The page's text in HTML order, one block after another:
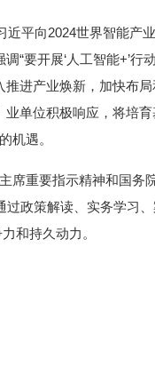
近平向2024世界智能产
“要开展‘人工智能+’
进产业焕新，加快布
单位积极响应，将培
机遇。
席重要指示精神和国务
过政策解读、实务学习
和持久动力。